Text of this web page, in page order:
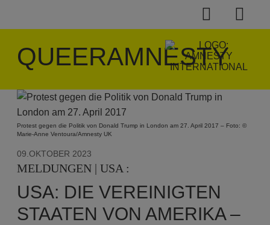
QUEERAMNESTY
Protest gegen die Politik von Donald Trump in London am 27. April 2017 – Foto: ©
Marie-Anne Ventoura/Amnesty UK
09.OKTOBER 2023
MELDUNGEN | USA :
USA: DIE VEREINIGTEN
STAATEN VON AMERIKA –